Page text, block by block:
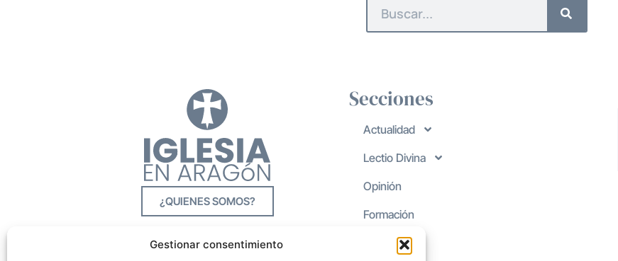
Gestionar consentimiento
¿QUIENES SOMOS?
Secciones
Actualidad
Lectio Divina
Opinión
Formación